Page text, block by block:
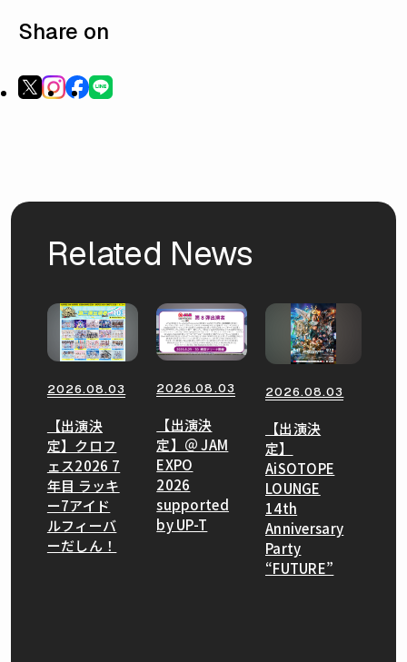
Share on
Related News
2026.08.03
【出演決
定】クロフ
ェス2026 7
年目 ラッキ
ー7アイド
ルフィーバ
ーだしん！
2026.08.03
【出演決
定】＠ JAM
EXPO
2026
supported
by UP-T
2026.08.03
【出演決
定】
AiSOTOPE
LOUNGE
14th
Anniversary
Party
“FUTURE”